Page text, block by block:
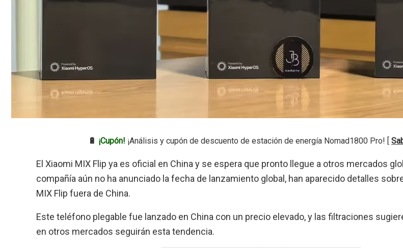
🔋 ¡Cupón! ¡Análisis y cupón de descuento de estación de energía Nomad1800 Pro! [
El Xiaomi MIX Flip ya es oficial en China y se espera que pronto llegue a otros mercados
compañía aún no ha anunciado la fecha de lanzamiento global, han aparecido detalles
MIX Flip fuera de China.
Este teléfono plegable fue lanzado en China con un precio elevado, y las filtraciones
en otros mercados seguirán esta tendencia.